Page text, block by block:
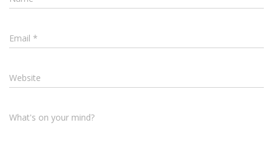
Email *
Website
What's on your mind?